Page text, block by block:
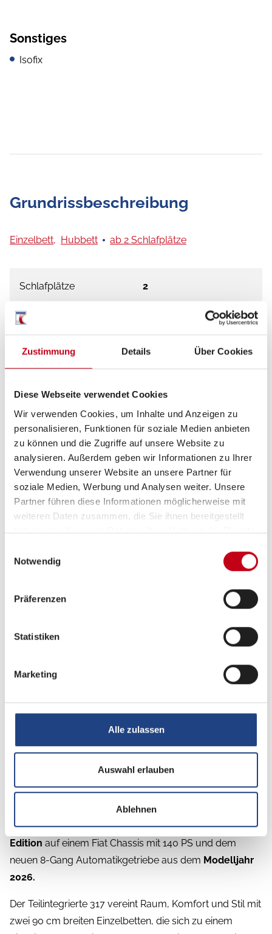
Zustimmung Details Über Cookies
Diese Webseite verwendet Cookies
Wir verwenden Cookies, um Inhalte und Anzeigen zu
personalisieren, Funktionen für soziale Medien anbieten
zu können und die Zugriffe auf unsere Website zu
analysieren. Außerdem geben wir Informationen zu Ihrer
Verwendung unserer Website an unsere Partner für
soziale Medien, Werbung und Analysen weiter. Unsere
Partner führen diese Informationen möglicherweise mit
weiteren Daten zusammen, die Sie ihnen bereitgestellt
haben oder die sie im Rahmen Ihrer Nutzung der Dienste
Notwendig
Präferenzen
Statistiken
Marketing
Alle zulassen
Auswahl erlauben
Ablehnen
Sonstiges
Isofix
Grundrissbeschreibung
Einzelbett, Hubbett ab 2 Schlafplätze
Schlafplätze 2
Anzahl der Sitze mit
Sitzgruppe
Infrastruktur WC
Betten Einzelbett, Hubbett
Beschreibung
Sofort verfügbar!
UVP des Herstellers: 84.095,- - Sparen Sie jetzt
14.105,- !
Wir bieten Ihnen den neuenChallenger 317 Ultimate
Edition auf einem Fiat Chassis mit 140 PS und dem
neuen 8-Gang Automatikgetriebe aus dem Modelljahr
2026.
Der Teilintegrierte 317 vereint Raum, Komfort und Stil mit
zwei 90 cm breiten Einzelbetten, die sich zu einem